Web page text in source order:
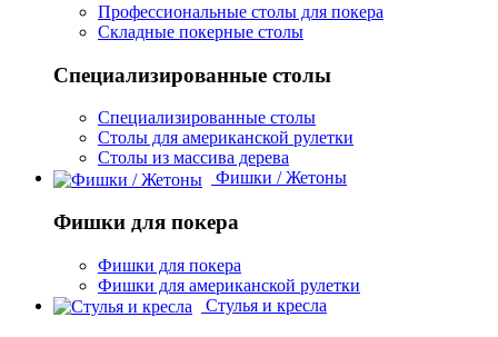
Профессиональные столы для покера
Складные покерные столы
Специализированные столы
Специализированные столы
Столы для американской рулетки
Столы из массива дерева
Фишки / Жетоны
Фишки для покера
Фишки для покера
Фишки для американской рулетки
Стулья и кресла